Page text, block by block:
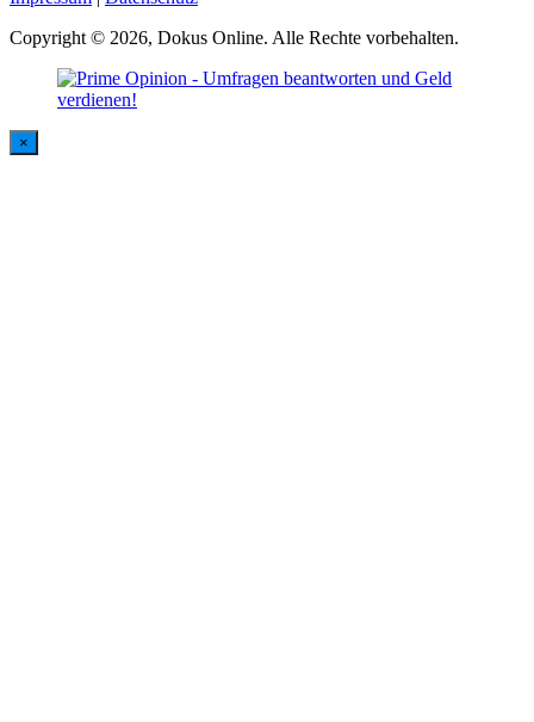
Copyright © 2026, Dokus Online. Alle Rechte vorbehalten.
×